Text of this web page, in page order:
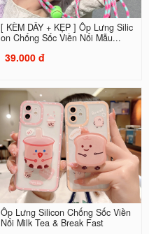
[ KÈM DÂY + KẸP ] Ốp Lưng Silic
on Chống Sốc Viền Nổi Mẫu...
39.000 đ
Ốp Lưng Silicon Chống Sốc Viền
Nổi Milk Tea & Break Fast